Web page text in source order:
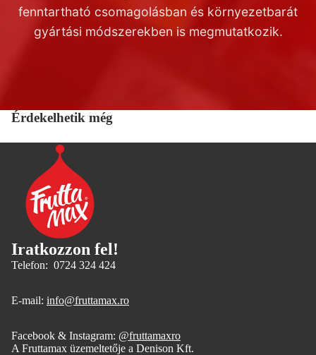
fenntartható csomagolásban és környezetbarát
gyártási módszerekben is megmutatkozik.
Érdekelhetik még
Iratkozzon fel!
Telefon: 0724 324 424
E-mail: info@fruttamax.ro
Facebook & Instagram: @fruttamaxro
A Fruttamax üzemeltetője a Denison Kft.